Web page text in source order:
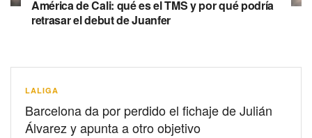
América de Cali: qué es el TMS y por qué podría
retrasar el debut de Juanfer
LALIGA
Barcelona da por perdido el fichaje de Julián
Álvarez y apunta a otro objetivo